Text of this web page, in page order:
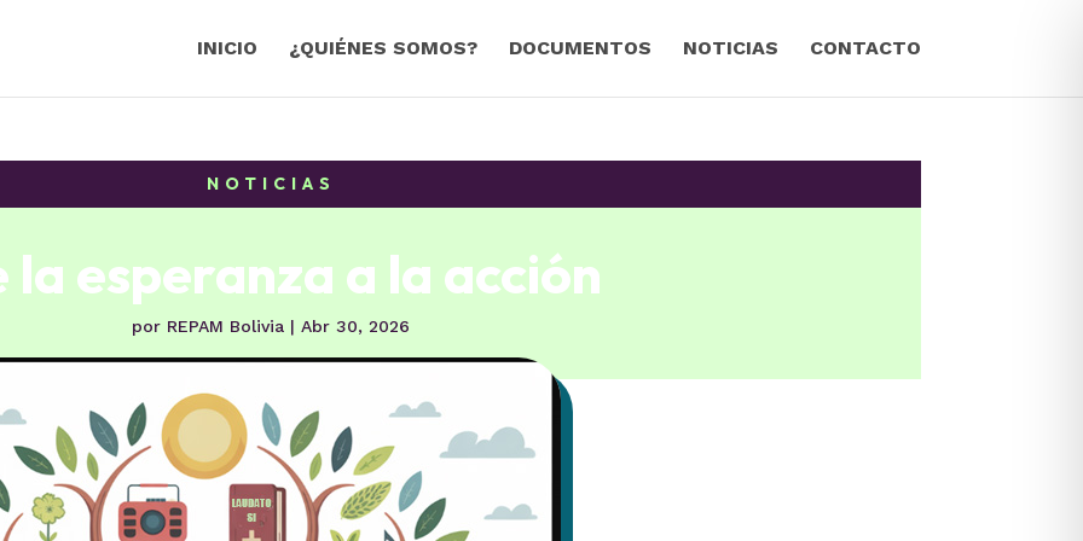
INICIO ¿QUIÉNES SOMOS? DOCUMENTOS NOTICIAS CONTACTO
NOTICIAS
la esperanza a la acción
por REPAM Bolivia | Abr 30, 2026